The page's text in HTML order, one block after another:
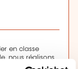
en classe
nous réalisons
en amont